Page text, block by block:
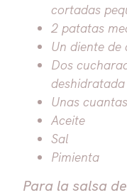
cortadas
2 patatas
Un diente de
Dos
deshidratada
Unas
Aceite
Sal
Pimienta
Para la salsa